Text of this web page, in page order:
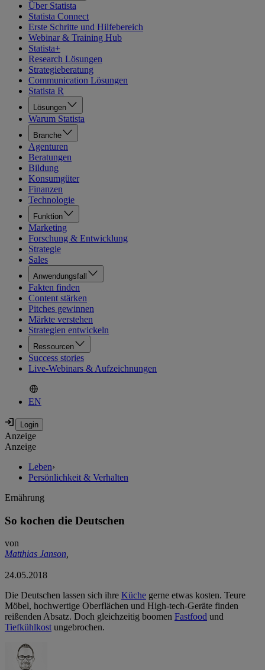
Über Statista
Statista Connect
Erste Schritte und Hilfebereich
Webinar & Training Hub
Statista+
Research Lösungen
Strategieberatung
Communication Lösungen
Statista R
Lösungen
Warum Statista
Branche
Agenturen
Beratungen
Bildung
Konsumgüter
Finanzen
Technologie
Funktion
Marketing
Forschung & Entwicklung
Strategie
Sales
Anwendungsfall
Fakten finden
Content stärken
Pitches gewinnen
Märkte verstehen
Strategien entwickeln
Ressourcen
Success stories
Live-Webinars & Aufzeichnungen
EN
Anzeige
Anzeige
Leben›
Persönlichkeit & Verhalten
Ernährung
So kochen die Deutschen
von
Matthias Janson,
24.05.2018
Die Deutschen lassen sich ihre Küche gerne etwas kosten. Teure
Möbel, hochwertige Oberflächen und High-tech-Geräte finden
reißenden Absatz. Doch gleichzeitig boomen Fastfood und
Tiefkühlkostungebrochen.